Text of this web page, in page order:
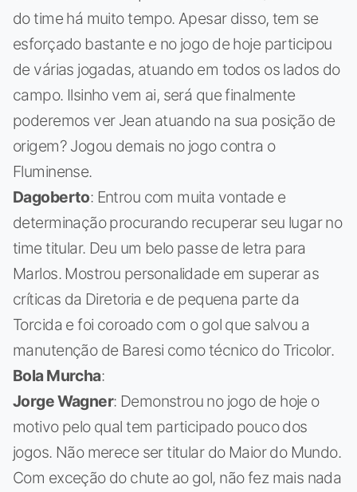
do time há muito tempo. Apesar disso, tem se
esforçado bastante e no jogo de hoje participou
de várias jogadas, atuando em todos os lados do
campo. Ilsinho vem ai, será que finalmente
poderemos ver Jean atuando na sua posição de
origem? Jogou demais no jogo contra o
Fluminense.
Dagoberto: Entrou com muita vontade e
determinação procurando recuperar seu lugar no
time titular. Deu um belo passe de letra para
Marlos. Mostrou personalidade em superar as
críticas da Diretoria e de pequena parte da
Torcida e foi coroado com o gol que salvou a
manutenção de Baresi como técnico do Tricolor.
Bola Murcha:
Jorge Wagner: Demonstrou no jogo de hoje o
motivo pelo qual tem participado pouco dos
jogos. Não merece ser titular do Maior do Mundo.
Com exceção do chute ao gol, não fez mais nada